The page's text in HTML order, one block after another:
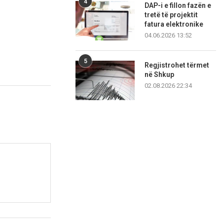
4
DAP-i e fillon fazën e
tretë të projektit
fatura elektronike
04.06.2026 13:52
5
Regjistrohet tërmet
në Shkup
02.08.2026 22:34